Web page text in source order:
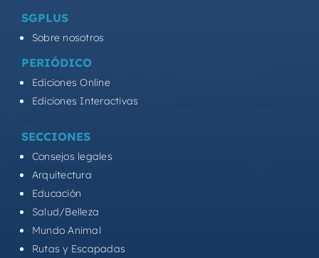
SGPLUS
Sobre nosotros
PERIÓDICO
Ediciones Online
Ediciones Interactivas
SECCIONES
Consejos legales
Arquitectura
Educación
Salud/Belleza
Mundo Animal
Rutas y Escapadas